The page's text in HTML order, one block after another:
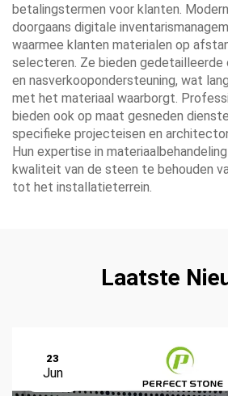
betalingstermen voor klanten.
doorgaans digitale
waarmee klanten materialen op
selecteren. Ze bieden gedetailleerde
en nasverkoopondersteuning, wat
met het materiaal waarborgt.
bieden ook op maat gesneden
specifieke projecteisen en
Hun expertise in
kwaliteit van de steen te behouden
tot het installatieterrein.
Laatste
23
Jun